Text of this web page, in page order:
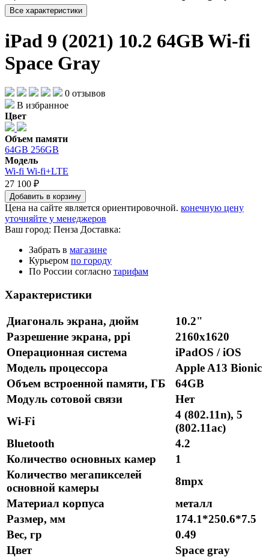
Все характеристики
iPad 9 (2021) 10.2 64GB Wi-fi
Space Gray
0 отзывов
В избранное
Цвет
Объем памяти
64GB 256GB
Модель
Wi-fi Wi-fi+LTE
27 100 ₽
Добавить в корзину
Цена на сайте является ориентировочной. конечную цену
уточняйте у менеджеров
Ваш город: Пенза Доставка:
Забрать в магазине
Курьером по городу
По России согласно тарифам
Характеристики
Диагональ экрана, дюйм
10.2"
Разрешение экрана, ppi
2160x1620
Операционная система
iPadOS / iOS
Модель процессора
Apple A13 Bionic
Объем встроенной памяти, ГБ
64GB
Модуль сотовой связи
Нет
Wi-Fi
4 (802.11n), 5
(802.11ac)
Bluetooth
4.2
Количество основных камер
1
Количество мегапикселей
основной камеры
8mpx
Материал корпуса
металл
Размер, мм
174.1*250.6*7.5
Вес, гр
0.49
Цвет
Space gray